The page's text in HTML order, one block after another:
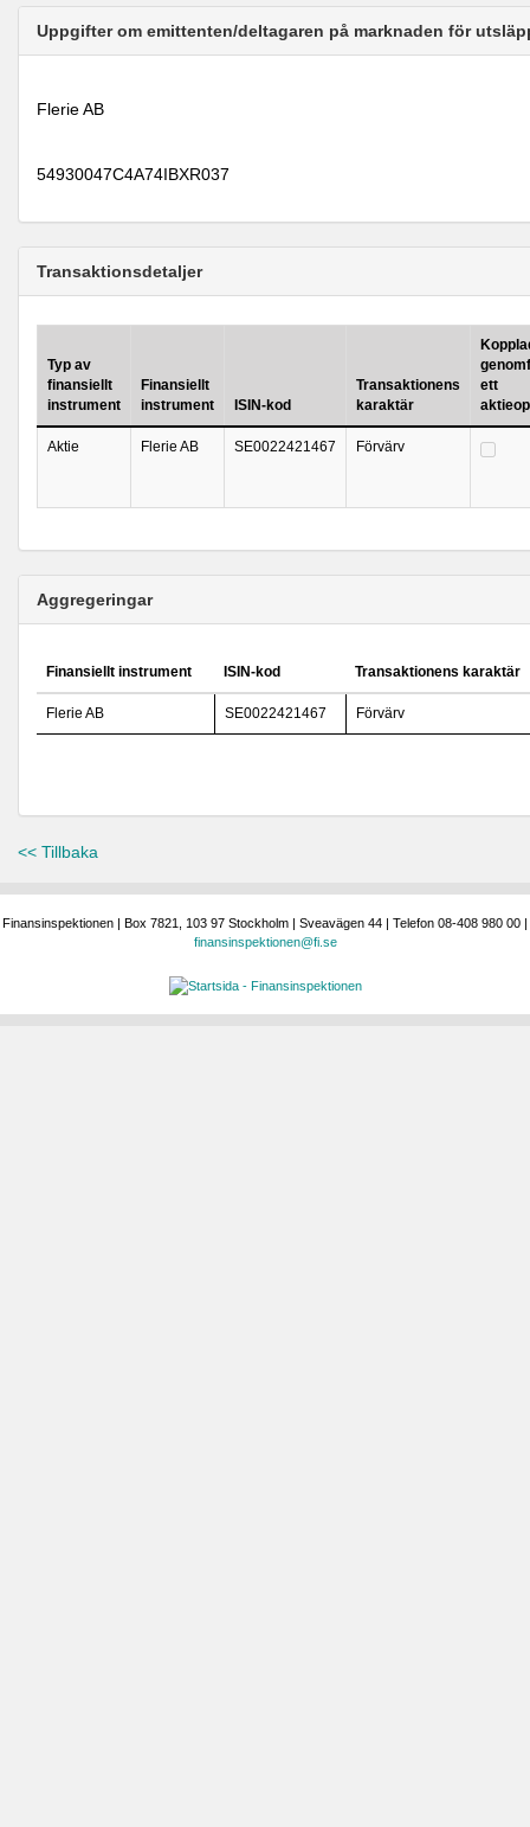
Uppgifter om emittenten/deltagaren på marknaden för
Flerie AB
54930047C4A74IBXR037
Transaktionsdetaljer
Typ av
finansiellt
instrument
Finansiellt
instrument
ISIN-kod
Transaktionens
karaktär
ett
Aktie Flerie AB SE0022421467 Förvärv
Aggregeringar
Finansiellt instrument ISIN-kod Transaktionens karaktär
Flerie AB SE0022421467 Förvärv
<< Tillbaka
Finansinspektionen | Box 7821, 103 97 Stockholm | Sveavägen 44 | Telefon 08-408 980 00 |
finansinspektionen@fi.se